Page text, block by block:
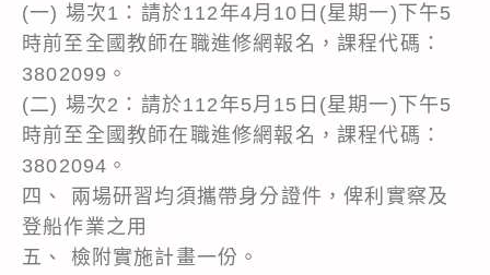
(一) 場次1：請於112年4月10日(星期一)下午5
時前至全國教師在職進修網報名，課程代碼：
3802099。
(二) 場次2：請於112年5月15日(星期一)下午5
時前至全國教師在職進修網報名，課程代碼：
3802094。
四、 兩場研習均須攜帶身分證件，俾利實察及
登船作業之用
五、 檢附實施計畫一份。